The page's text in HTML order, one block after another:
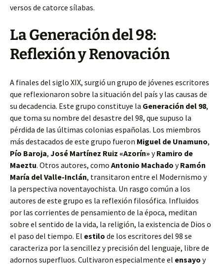
versos de catorce sílabas.
La Generación del 98:
Reflexión y Renovación
A finales del siglo XIX, surgió un grupo de jóvenes escritores
que reflexionaron sobre la situación del país y las causas de
su decadencia. Este grupo constituye la Generación del 98,
que toma su nombre del desastre del 98, que supuso la
pérdida de las últimas colonias españolas. Los miembros
más destacados de este grupo fueron Miguel de Unamuno,
Pío Baroja, José Martínez Ruiz «Azorín» yRamiro de
Maeztu. Otros autores, como Antonio Machado yRamón
María del Valle-Inclán, transitaron entre el Modernismo y
la perspectiva noventayochista. Un rasgo común a los
autores de este grupo es la reflexión filosófica. Influidos
por las corrientes de pensamiento de la época, meditan
sobre el sentido de la vida, la religión, la existencia de Dios o
el paso del tiempo. El estilo de los escritores del 98 se
caracteriza por la sencillez y precisión del lenguaje, libre de
adornos superfluos. Cultivaron especialmente el ensayo y